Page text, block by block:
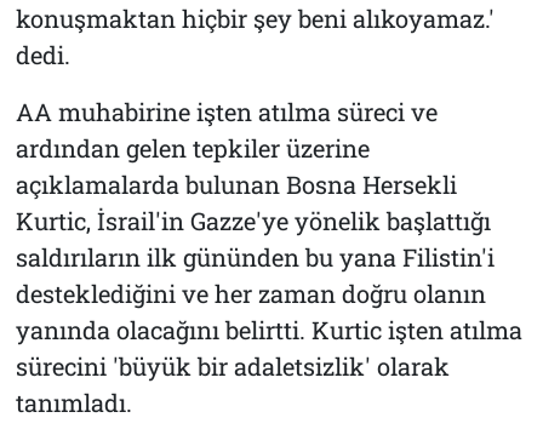
konuşmaktan hiçbir şey beni alıkoyamaz.'
dedi.
AA muhabirine işten atılma süreci ve
ardından gelen tepkiler üzerine
açıklamalarda bulunan Bosna Hersekli
Kurtic, İsrail'in Gazze'ye yönelik başlattığı
saldırıların ilk gününden bu yana Filistin'i
desteklediğini ve her zaman doğru olanın
yanında olacağını belirtti. Kurtic işten atılma
sürecini 'büyük bir adaletsizlik' olarak
tanımladı.